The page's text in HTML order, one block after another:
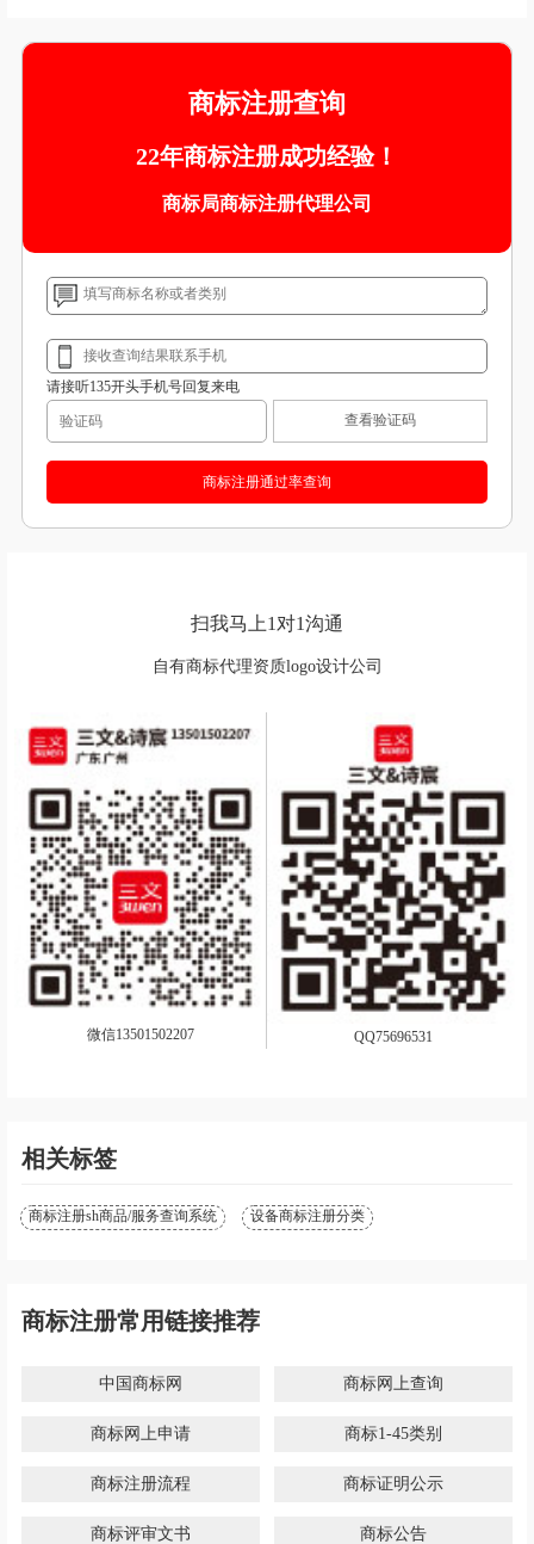
商标注册查询
22年商标注册成功经验！
商标局商标注册代理公司
请接听135开头手机号回复来电
查看验证码
扫我马上1对1沟通
自有商标代理资质logo设计公司
微信13501502207 QQ75696531
相关标签
商标注册sh商品/服务查询系统 设备商标注册分类
商标注册常用链接推荐
中国商标网 商标网上查询
商标网上申请 商标1-45类别
商标注册流程 商标证明公示
商标评审文书 商标公告